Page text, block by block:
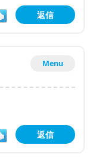
返信
Menu
返信